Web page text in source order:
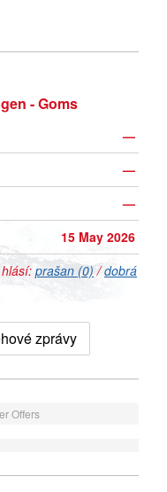
- Goms
—
—
—
15 May 2026
prašan (0) /dobrá
zprávy
Offers